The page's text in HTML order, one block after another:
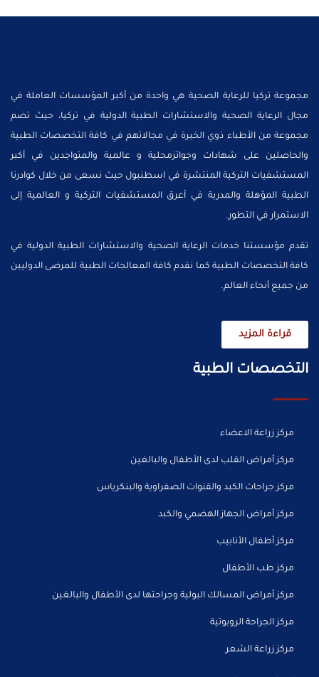
مجموعة تركيا للرعاية الصحية هي واحدة من أكبر المؤسسات العاملة في
مجال الرعاية الصحية والاستشارات الطبية الدولية في تركيا، حيث تضم
مجموعة من الأطباء ذوي الخبرة في مجالاتهم في كافة التخصصات الطبية
والحاصلين على شهادات وجوائزمحلية و عالمية والمتواجدين في أكبر
المستشفيات التركية المنتشرة في اسطنبول حيث نسعى من خلال كوادرنا
الطبية المؤهلة والمدربة في أعرق المستشفيات التركية و العالمية إلى
الاستمرار في التطور.
تقدم مؤسستنا خدمات الرعاية الصحية والاستشارات الطبية الدولية في
كافة التخصصات الطبية كما نقدم كافة المعالجات الطبية للمرضى الدوليين
من جميع أنحاء العالم.
قراءة المزيد
التخصصات الطبية
مركز زراعة الاعضاء
مركز أمراض القلب لدى الأطفال والبالغين
مركز جراحات الكبد والقنوات الصفراوية والبنكرياس
مركز أمراض الجهاز الهضمي والكبد
مركز أطفال الأنابيب
مركز طب الأطفال
مركز أمراض المسالك البولية وجراحتها لدى الأطفال والبالغين
مركز الجراحة الروبوتية
مركز زراعة الشعر